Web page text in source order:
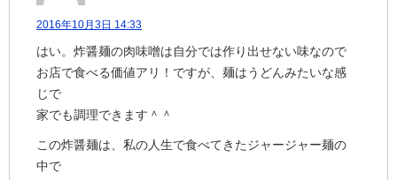
2016年10月3日 14:33
はい。炸醤麺の肉味噌は自分では作り出せない味なので
お店で食べる価値アリ！ですが、麺はうどんみたいな感
じで
家でも調理できます＾＾
この炸醤麺は、私の人生で食べてきたジャージャー麺の
中で